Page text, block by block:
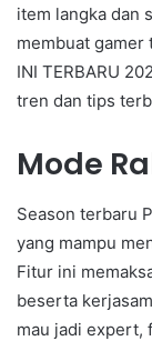
item langka dan
membuat gamer
INI TERBARU
tren dan tips
Mode
Season terbaru
yang mampu
Fitur ini
beserta
mau jadi expert,